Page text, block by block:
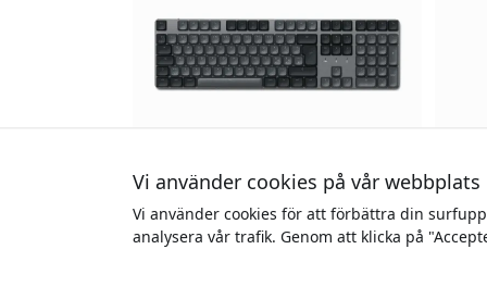
ST-KSM3DK-ND
5.0
Satechi SM3 Slim mekaniskt
ST-
Vi använder cookies på vår webbplats
Vi använder cookies för att förbättra din
analysera vår trafik. Genom att klicka på